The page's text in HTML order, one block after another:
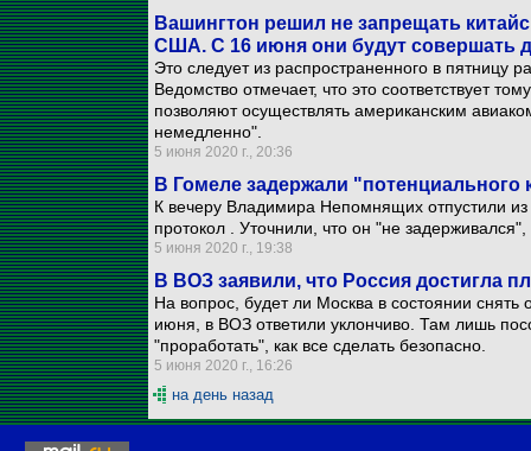
Вашингтон решил не запрещать
США. С 16 июня они будут совершать
Это следует из распространенного в пятницу
Ведомство отмечает, что это соответствует
позволяют осуществлять американским
немедленно".
5 июня 2020 г., 20:36
В Гомеле задержали
К вечеру Владимира Непомнящих отпустили
протокол . Уточнили, что он "не
5 июня 2020 г., 19:38
В ВОЗ заявили, что Россия достигла
На вопрос, будет ли Москва в состоянии
июня, в ВОЗ ответили уклончиво. Там лишь
"проработать", как все сделать безопасно.
5 июня 2020 г., 16:26
на день назад